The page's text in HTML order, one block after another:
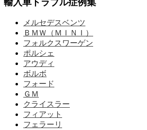
輸入車トラブル症例集
メルセデスベンツ
ＢＭＷ（ＭＩＮＩ）
フォルクスワーゲン
ポルシェ
アウディ
ボルボ
フォード
ＧＭ
クライスラー
フィアット
フェラーリ